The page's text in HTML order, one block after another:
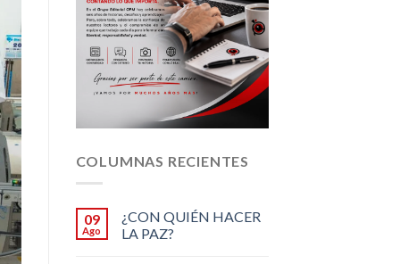
COLUMNAS RECIENTES
09
Ago
¿CON QUIÉN HACER
LA PAZ?